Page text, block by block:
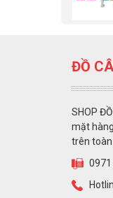
ĐỒ
SHOP
mặt
trên toàn